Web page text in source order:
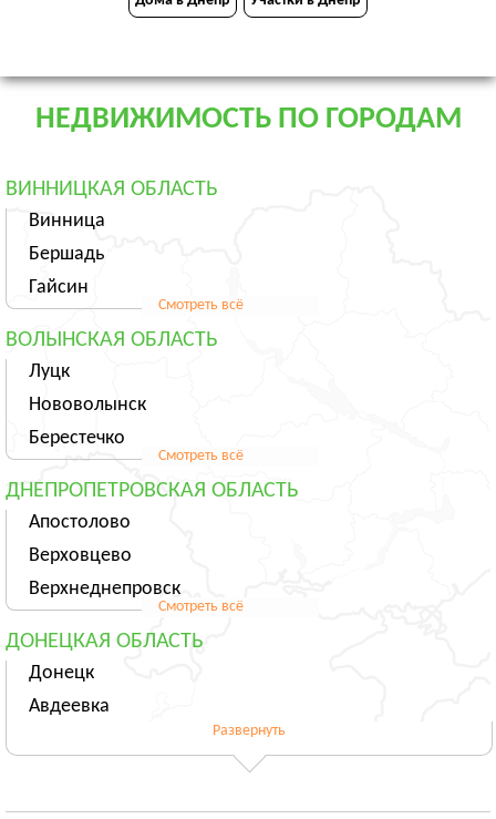
НЕДВИЖИМОСТЬ ПО ГОРОДАМ
ВИННИЦКАЯ ОБЛАСТЬ
Винница
Бершадь
Гайсин
Смотреть всё
ВОЛЫНСКАЯ ОБЛАСТЬ
Луцк
Нововолынск
Берестечко
Смотреть всё
ДНЕПРОПЕТРОВСКАЯ ОБЛАСТЬ
Апостолово
Верховцево
Верхнеднепровск
Смотреть всё
ДОНЕЦКАЯ ОБЛАСТЬ
Донецк
Авдеевка
Смотреть всё
Развернуть